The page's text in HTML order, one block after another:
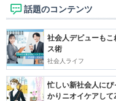
話題のコンテンツ
社会人デビューも
ス術
社会人ライフ
忙しい新社会人に
かりニオイケアして